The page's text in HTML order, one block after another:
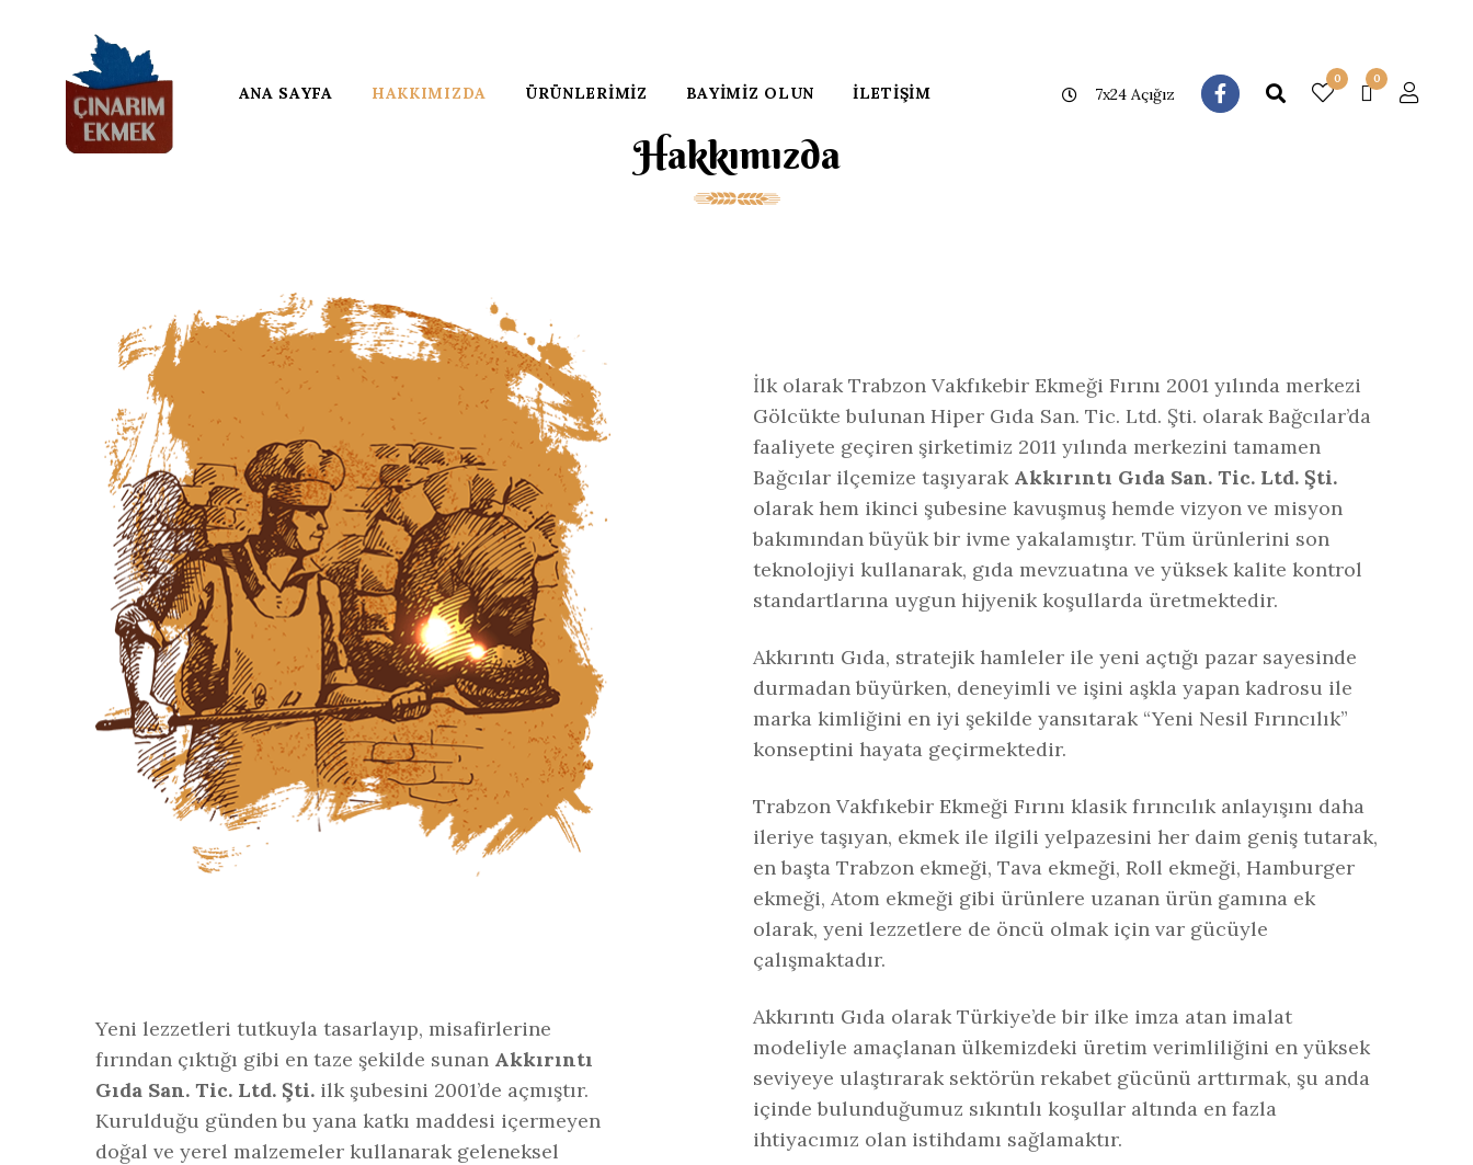
ANA SAYFA HAKKIMIZDA ÜRÜNLERIMIZ BAYIMIZ OLUN İLETIŞIM 7x24 Açığız
0 0
Hakkımızda
Yeni lezzetleri tutkuyla tasarlayıp, misafirlerine
fırından çıktığı gibi en taze şekilde sunan Akkırıntı
Gıda San. Tic. Ltd. Şti. ilk şubesini 2001’de açmıştır.
Kurulduğu günden bu yana katkı maddesi içermeyen
doğal ve yerel malzemeler kullanarak geleneksel
İlk olarak Trabzon Vakfıkebir Ekmeği Fırını 2001 yılında merkezi
Gölcükte bulunan Hiper Gıda San. Tic. Ltd. Şti. olarak Bağcılar’da
faaliyete geçiren şirketimiz 2011 yılında merkezini tamamen
Bağcılar ilçemize taşıyarak Akkırıntı Gıda San. Tic. Ltd. Şti.
olarak hem ikinci şubesine kavuşmuş hemde vizyon ve misyon
bakımından büyük bir ivme yakalamıştır. Tüm ürünlerini son
teknolojiyi kullanarak, gıda mevzuatına ve yüksek kalite kontrol
standartlarına uygun hijyenik koşullarda üretmektedir.
Akkırıntı Gıda, stratejik hamleler ile yeni açtığı pazar sayesinde
durmadan büyürken, deneyimli ve işini aşkla yapan kadrosu ile
marka kimliğini en iyi şekilde yansıtarak “Yeni Nesil Fırıncılık”
konseptini hayata geçirmektedir.
Trabzon Vakfıkebir Ekmeği Fırını klasik fırıncılık anlayışını daha
ileriye taşıyan, ekmek ile ilgili yelpazesini her daim geniş tutarak,
en başta Trabzon ekmeği, Tava ekmeği, Roll ekmeği, Hamburger
ekmeği, Atom ekmeği gibi ürünlere uzanan ürün gamına ek
olarak, yeni lezzetlere de öncü olmak için var gücüyle
çalışmaktadır.
Akkırıntı Gıda olarak Türkiye’de bir ilke imza atan imalat
modeliyle amaçlanan ülkemizdeki üretim verimliliğini en yüksek
seviyeye ulaştırarak sektörün rekabet gücünü arttırmak, şu anda
içinde bulunduğumuz sıkıntılı koşullar altında en fazla
ihtiyacımız olan istihdamı sağlamaktır.